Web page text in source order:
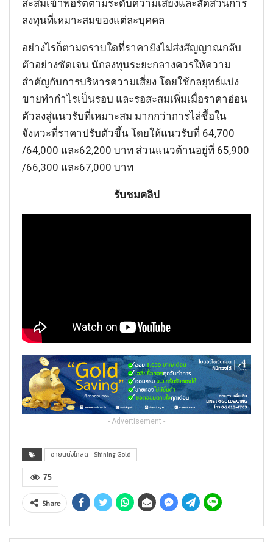
สะสมเข้าพอร์ตตามระดับความเสี่ยงและสัดส่วนการ
ลงทุนที่เหมาะสมของแต่ละบุคคล
อย่างไรก็ตามตราบใดที่ราคายังไม่ส่งสัญญาณกลับ
ตัวอย่างชัดเจน นักลงทุนระยะกลางควรให้ความ
สำคัญกับการบริหารความเสี่ยง โดยใช้กลยุทธ์แบ่ง
ขายทำกำไรเป็นรอบ และรอสะสมเพิ่มเมื่อราคาอ่อน
ตัวลงสู่แนวรับที่เหมาะสม มากกว่าการไล่ซื้อใน
จังหวะที่ราคาปรับตัวขึ้น โดยให้แนวรับที่ 64,700
/64,000 และ62,200 บาท ส่วนแนวต้านอยู่ที่ 65,900
/66,300 และ67,000 บาท
รับชมคลิป
- Advertisement -
ชายน์นิ่งโกลด์ - Shining Gold
75
Share